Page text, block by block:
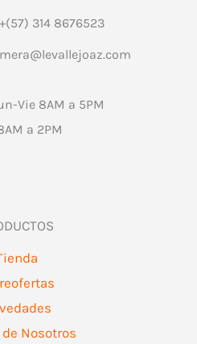
314 8676523
Vie 8AM a 5PM
a 2PM
Nosotros